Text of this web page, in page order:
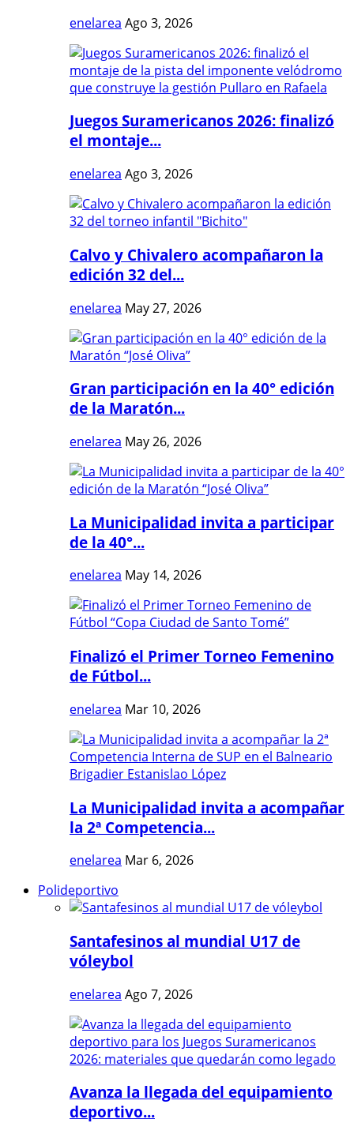
enelarea Ago 3, 2026
Juegos Suramericanos 2026: finalizó
el montaje...
enelarea Ago 3, 2026
Calvo y Chivalero acompañaron la
edición 32 del...
enelarea May 27, 2026
Gran participación en la 40° edición
de la Maratón...
enelarea May 26, 2026
La Municipalidad invita a participar
de la 40°...
enelarea May 14, 2026
Finalizó el Primer Torneo Femenino
de Fútbol...
enelarea Mar 10, 2026
La Municipalidad invita a acompañar
la 2ª Competencia...
enelarea Mar 6, 2026
Polideportivo
Santafesinos al mundial U17 de
vóleybol
enelarea Ago 7, 2026
Avanza la llegada del equipamiento
deportivo...